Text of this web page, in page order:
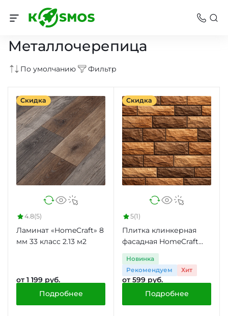
Кровля
Металлочерепица
По умолчанию Фильтр
Скидка
4.8(5)
Ламинат «HomeCraft» 8
мм 33 класс 2.13 м2
от 1 199 руб.
Подробнее
Скидка
5(1)
Плитка клинкерная
фасадная HomeCraft
J.Lisc, 0.53 м2
Новинка
Рекомендуем
Хит
от 599 руб.
Подробнее